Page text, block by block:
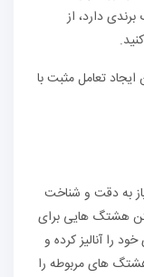
دارد، از
تعامل مثبت با
به دقت و شناخت
هشتگ هایی برای
را آنالیز کرده و
های مربوطه را